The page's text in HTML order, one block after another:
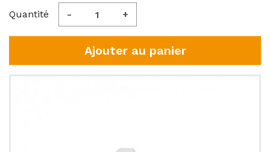
Quantité - +
Ajouter au panier